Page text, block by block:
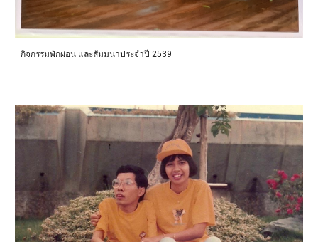
กิจกรรมพักผ่อน และสัมมนาประจำปี 2539